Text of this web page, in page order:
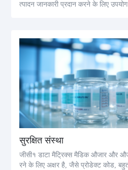
त्पादन जानकारी प्रदान करने के लिए
सुरक्षित संस्था
जीसी१ डाटा मैट्रिक्स मैडिक औजार और
रने के लिए अक्षर है, जैसे प्रोडेक्ट कोड,